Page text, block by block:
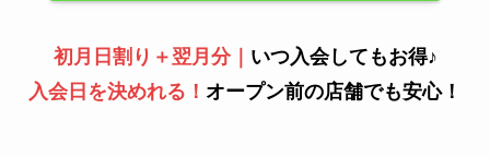
初月日割り＋翌月分｜ いつ入会してもお得♪
入会日を決めれる！ オープン前の店舗でも安心！